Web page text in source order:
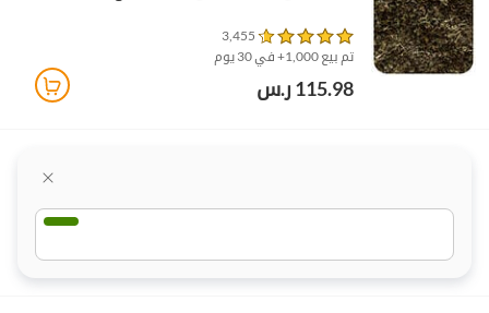
3,455
تم بيع 1,000+ في 30 يوم
115.98 ر.س